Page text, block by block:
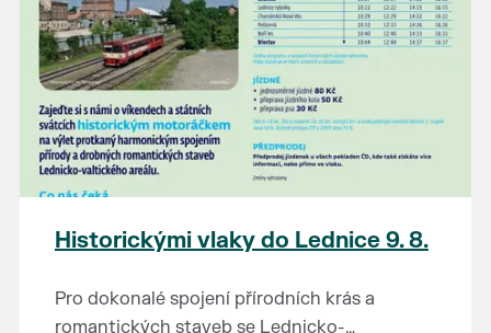
místo, potvrďte prosím účast přes email
petr.vlasak@breclav.eu nebo zde v události,
ať víme, s kolika lidmi máme počítat. Počet
prodejních míst je omezen.
Těšíme se jako vždy!
Historickými vlaky do Lednice 9. 8.
Pro dokonalé spojení přírodních krás a
romantických staveb se Lednicko-